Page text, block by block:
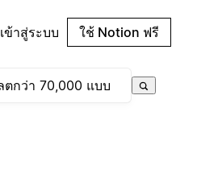
เข้าสู่ระบบ ใช้ Notion ฟรี